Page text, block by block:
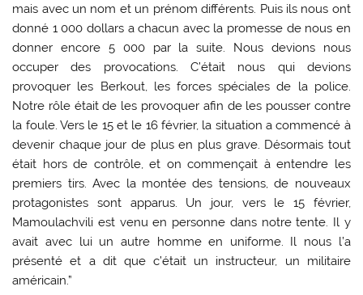
mais avec un nom et un prénom différents. Puis ils nous ont
donné 1 000 dollars a chacun avec la promesse de nous en
donner encore 5 000 par la suite. Nous devions nous
occuper des provocations. C’était nous qui devions
provoquer les Berkout, les forces spéciales de la police.
Notre rôle était de les provoquer afin de les pousser contre
la foule. Vers le 15 et le 16 février, la situation a commencé à
devenir chaque jour de plus en plus grave. Désormais tout
était hors de contrôle, et on commençait à entendre les
premiers tirs. Avec la montée des tensions, de nouveaux
protagonistes sont apparus. Un jour, vers le 15 février,
Mamoulachvili est venu en personne dans notre tente. Il y
avait avec lui un autre homme en uniforme. Il nous l’a
présenté et a dit que c’était un instructeur, un militaire
américain.”